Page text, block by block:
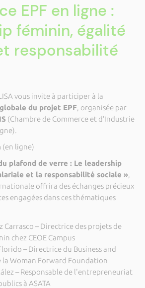
EPF en ligne :
féminin, égalité
responsabilité
vous invite à participer à la
du projet EPF, organisée par
(Chambre de Commerce et d’Industrie
(en ligne)
plafond de verre : Le leadership
et la responsabilité sociale »,
offrira des échanges précieux
engagées dans ces thématiques
Carrasco – Directrice des projets de
chez CEOE Campus
– Directrice du Business and
la Woman Forward Foundation
– Responsable de l'entrepreneuriat
à ASATA